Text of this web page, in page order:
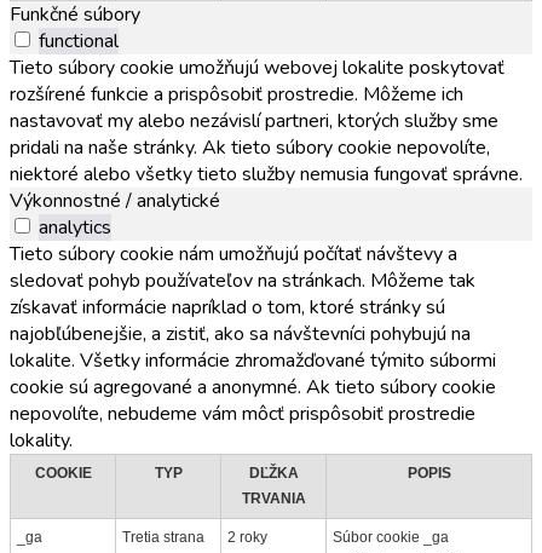
Funkčné súbory
functional
Tieto súbory cookie umožňujú webovej lokalite poskytovať
rozšírené funkcie a prispôsobiť prostredie. Môžeme ich
nastavovať my alebo nezávislí partneri, ktorých služby sme
pridali na naše stránky. Ak tieto súbory cookie nepovolíte,
niektoré alebo všetky tieto služby nemusia fungovať správne.
Výkonnostné / analytické
analytics
Tieto súbory cookie nám umožňujú počítať návštevy a
sledovať pohyb používateľov na stránkach. Môžeme tak
získavať informácie napríklad o tom, ktoré stránky sú
najobľúbenejšie, a zistiť, ako sa návštevníci pohybujú na
lokalite. Všetky informácie zhromažďované týmito súbormi
cookie sú agregované a anonymné. Ak tieto súbory cookie
nepovolíte, nebudeme vám môcť prispôsobiť prostredie
lokality.
COOKIE TYP
DĽŽKA
TRVANIA
POPIS
_ga Tretia strana 2 roky
Súbor cookie _ga